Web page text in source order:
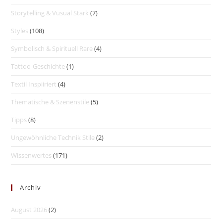
Storytelling & Vusual Stark (7)
Styles (108)
Symbolisch & Spirituell Rare (4)
Tattoo-Geschichte (1)
Textil Inspiiriert (4)
Thematische & Szenenstile (5)
Tipps (8)
Ungewöhnliche Technik Stile (2)
Wissenwertes (171)
Archiv
August 2026(2)